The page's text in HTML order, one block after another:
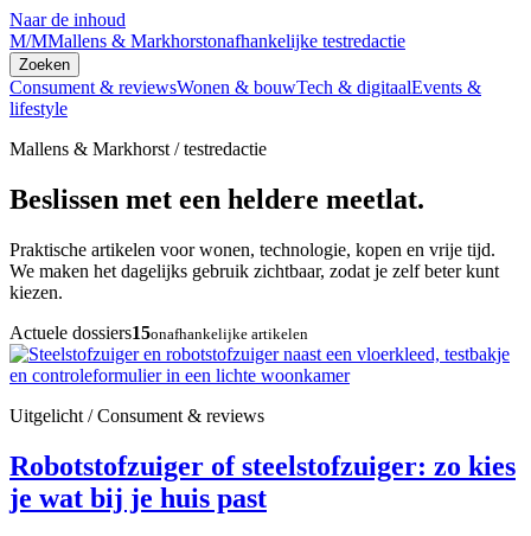
Naar de inhoud
M/MMallens & Markhorstonafhankelijke testredactie
Zoeken
Consument & reviewsWonen & bouwTech & digitaalEvents &
lifestyle
Mallens & Markhorst / testredactie
Beslissen met een heldere meetlat.
Praktische artikelen voor wonen, technologie, kopen en vrije tijd.
We maken het dagelijks gebruik zichtbaar, zodat je zelf beter kunt
kiezen.
Actuele dossiers15onafhankelijke artikelen
Uitgelicht / Consument & reviews
Robotstofzuiger of steelstofzuiger: zo kies
je wat bij je huis past